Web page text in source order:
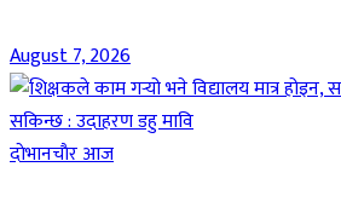
August 7, 2026
दाेभानचाैर आज